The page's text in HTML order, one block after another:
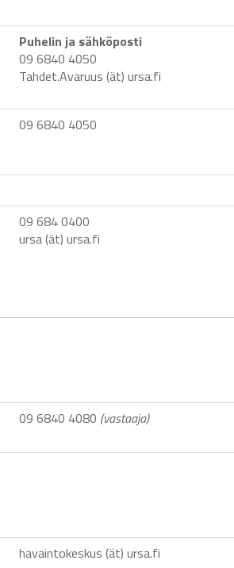
Puhelin ja sähköposti
09 6840 4050
Tahdet.Avaruus (ät) ursa.fi
09 6840 4050
09 684 0400
ursa (ät) ursa.fi
09 6840 4080 (vastaaja)
havaintokeskus (ät) ursa.fi